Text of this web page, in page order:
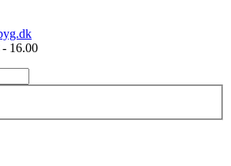
16.00